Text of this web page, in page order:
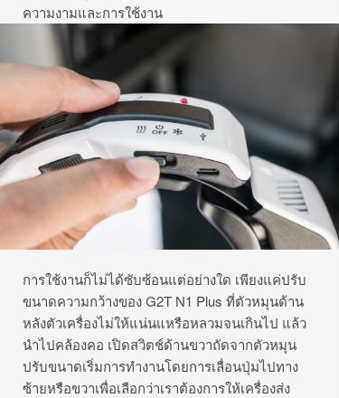
ความงามและการใช้งาน
การใช้งานก็ไม่ได้ซับซ้อนแต่อย่างใด เพียงแค่ปรับ
ขนาดความกว้างของ G2T N1 Plus ที่ตัวหมุนด้าน
หลังตัวเครื่องไม่ให้แน่นแหรือหลวมจนเกินไป แล้ว
นำไปคล้องคอ เปิดสวิตช์ด้านขวาถัดจากตัวหมุน
ปรับขนาดเริ่มการทำงานโดยการเลื่อนปุ่มไปทาง
ซ้ายหรือขวาเพื่อเลือกว่าเราต้องการให้เครื่องส่ง